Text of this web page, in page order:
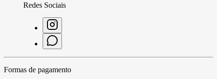
Redes Sociais
Formas de pagamento